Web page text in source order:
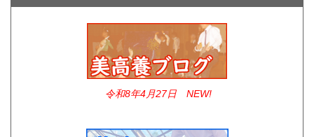
令和8年4月27日 NEW!